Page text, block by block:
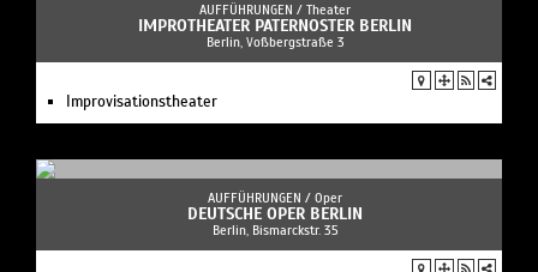
AUFFÜHRUNGEN / Theater
IMPROTHEATER PATERNOSTER BERLIN
Berlin, Voßbergstraße 3
Improvisationstheater
AUFFÜHRUNGEN / Oper
DEUTSCHE OPER BERLIN
Berlin, Bismarckstr. 35